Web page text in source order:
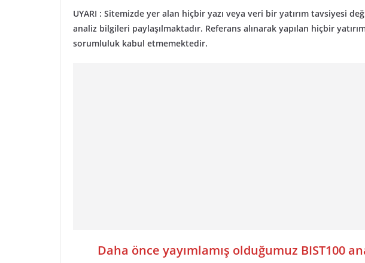
UYARI : Sitemizde yer alan hiçbir yazı veya veri bir yatırım tavsiyesi
analiz bilgileri paylaşılmaktadır. Referans alınarak yapılan hiçbir
sorumluluk kabul etmemektedir.
Daha önce yayımlamış olduğumuz BIST100